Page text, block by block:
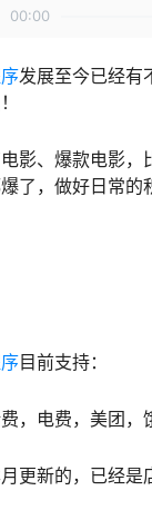
00:00
发展至今已经有
影、爆款电影，
了，做好日常的
目前支持：
，电费，美团，
更新的，已经是